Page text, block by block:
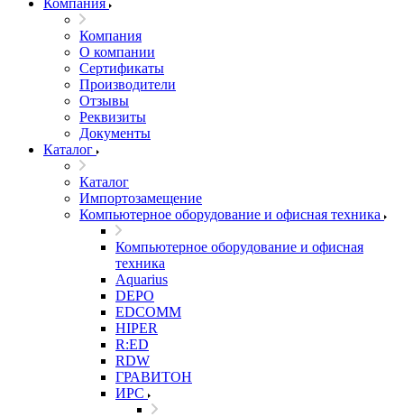
Компания
Компания
О компании
Сертификаты
Производители
Отзывы
Реквизиты
Документы
Каталог
Каталог
Импортозамещение
Компьютерное оборудование и офисная техника
Компьютерное оборудование и офисная
техника
Aquarius
DEPO
EDCOMM
HIPER
R:ED
RDW
ГРАВИТОН
ИРС